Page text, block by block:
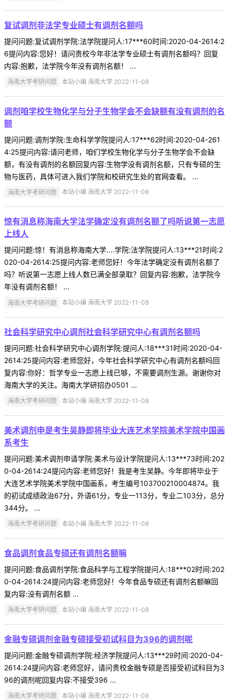
复试调剂非法学专业硕士有调剂名额吗
提问问题:复试调剂学院:法学院提问人:17***60时间:2020-04-2614:2
6提问内容:您好！请问贵校今年非法学专业硕士有调剂名额吗？回复
内容:抱歉，法学院今年没有调剂名额！ ...
海南大学考研问题 本站小编 海南大学 2022-11-08
调剂咱学校生物化学与分子生物学会不会缺额有没有调剂的名
额
提问问题:调剂学院:生命科学学院提问人:17***62时间:2020-04-261
4:25提问内容:请问老师，咱们学校生物化学与分子生物学会不会缺
额，有没有调剂的名额回复内容:生物学没有调剂名额，只有专硕的生
物与医药，具体可进入我们学院和校研究生处的官网查看。 ...
海南大学考研问题 本站小编 海南大学 2022-11-08
惊有消息称海南大学法学确定没有调剂名额了吗听说第一志愿
上线人
提问问题:惊！有消息称海南大学....学院:法学院提问人:13***21时间:2
020-04-2614:25提问内容:老师您好！今年法学确定没有调剂名额了
吗？听说第一志愿上线人数已满全部录取？回复内容:抱歉，法学院今
年没有调剂名额！ ...
海南大学考研问题 本站小编 海南大学 2022-11-08
社会科学研究中心调剂社会科学研究中心有调剂名额吗
提问问题:社会科学研究中心调剂学院:提问人:18***31时间:2020-04-
2614:25提问内容:老师您好，今年社会科学研究中心有调剂名额吗回
复内容:你好：哲学专业一志愿上线已够，不需要调剂生源。谢谢你对
海南大学的关注。海南大学研招办0501 ...
海南大学考研问题 本站小编 海南大学 2022-11-08
美术调剂申是考生吴静即将毕业大连艺术学院美术学院中国画
系考生
提问问题:美术调剂申请学院:美术与设计学院提问人:13***73时间:202
0-04-2614:24提问内容:老师您好！我是考生吴静。今年即将毕业于
大连艺术学院美术学院中国画系，考生编号103700210004874。我
的初试成绩政治67分，外语61分，专业一113分，专业二103分，总分
344分。 ...
海南大学考研问题 本站小编 海南大学 2022-11-08
食品调剂食品专硕还有调剂名额嘛
提问问题:食品调剂学院:食品科学与工程学院提问人:18***02时间:202
0-04-2614:24提问内容:老师您好！今年食品专硕还有调剂名额嘛回
复内容:没有调剂名额 ...
海南大学考研问题 本站小编 海南大学 2022-11-08
金融专硕调剂金融专硕接受初试科目为396的调剂呢
提问问题:金融专硕调剂学院:经济学院提问人:13***29时间:2020-04-
2614:24提问内容:老师您好，请问贵校金融专硕是否接受初试科目为3
96的调剂呢回复内容:不接受396 ...
海南大学考研问题 本站小编 海南大学 2022-11-08